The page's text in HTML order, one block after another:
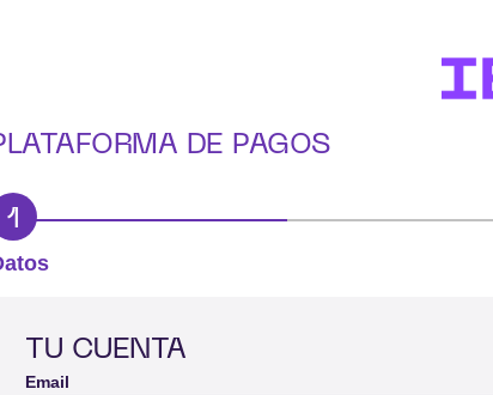
DE PAGOS
1
TU CUENTA
Email